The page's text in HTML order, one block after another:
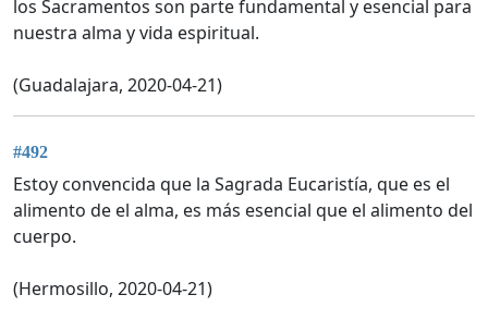
los Sacramentos son parte fundamental y esencial para
nuestra alma y vida espiritual.
(Guadalajara, 2020-04-21)
#492
Estoy convencida que la Sagrada Eucaristía, que es el
alimento de el alma, es más esencial que el alimento del
cuerpo.
(Hermosillo, 2020-04-21)